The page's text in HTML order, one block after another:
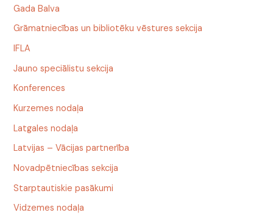
Gada Balva
Grāmatniecības un bibliotēku vēstures sekcija
IFLA
Jauno speciālistu sekcija
Konferences
Kurzemes nodaļa
Latgales nodaļa
Latvijas – Vācijas partnerība
Novadpētniecības sekcija
Starptautiskie pasākumi
Vidzemes nodaļa